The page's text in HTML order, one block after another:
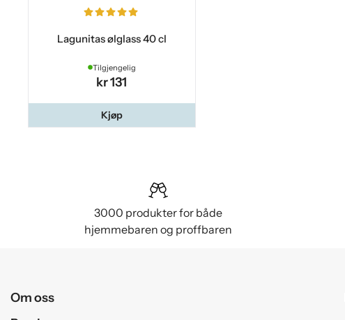
Lagunitas ølglass 40 cl
Tilgjengelig
kr 131
Kjøp
3000 produkter for både
hjemmebaren og proffbaren
Om oss